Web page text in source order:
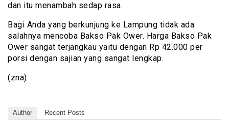
dan itu menambah sedap rasa.
Bagi Anda yang berkunjung ke Lampung tidak ada
salahnya mencoba Bakso Pak Ower. Harga Bakso Pak
Ower sangat terjangkau yaitu dengan Rp 42.000 per
porsi dengan sajian yang sangat lengkap.
(zna)
Author Recent Posts